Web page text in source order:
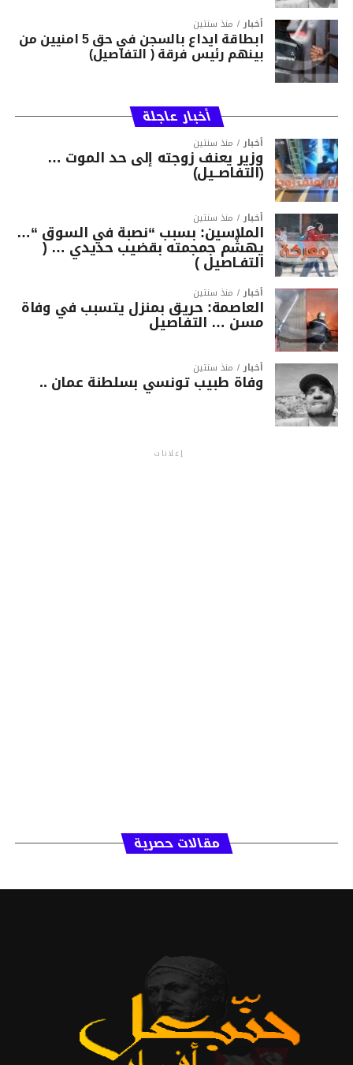
أخبار منذ سنتين
ابطاقة ايداع بالسجن في حق 5 امنيين من
بينهم رئيس فرقة ( التفاصيل)
أخبار عاجلة
أخبار منذ سنتين
وزير يعنف زوجته إلى حد الموت …
(التفاصــيل)
أخبار منذ سنتين
الملاسين: بسبب “نصبة في السوق “…
يهشّم جمجمته بقضيب حديدي … (
التفـاصيل )
أخبار منذ سنتين
العاصمة: حريق بمنزل يتسبب في وفاة
مسن … التفاصيل
أخبار منذ سنتين
وفاة طبيب تونسي بسلطنة عمان ..
إعلانات
مقالات حصرية